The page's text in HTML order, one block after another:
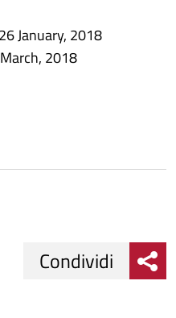
January, 2018
2018
Condividi